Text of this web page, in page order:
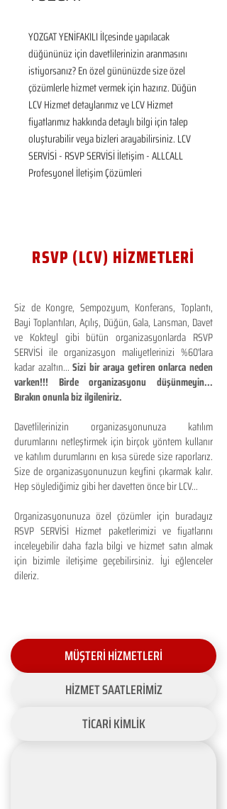
YOZGAT YENİFAKILI İlçesinde yapılacak
düğününüz için davetlilerinizin aranmasını
istiyorsanız? En özel gününüzde size özel
çözümlerle hizmet vermek için hazırız. Düğün
LCV Hizmet detaylarımız ve LCV Hizmet
fiyatlarımız hakkında detaylı bilgi için talep
oluşturabilir veya bizleri arayabilirsiniz. LCV
SERVİSİ - RSVP SERVİSİ İletişim - ALLCALL
Profesyonel İletişim Çözümleri
RSVP (LCV) HİZMETLERİ
Siz de Kongre, Sempozyum, Konferans, Toplantı,
Bayi Toplantıları, Açılış, Düğün, Gala, Lansman, Davet
ve Kokteyl gibi bütün organizasyonlarda RSVP
SERVİSİ ile organizasyon maliyetlerinizi %60'lara
kadar azaltın...Sizi bir araya getiren onlarca neden
varken!!! Birde organizasyonu düşünmeyin...
Bırakın onunla biz ilgileniriz.
Davetlilerinizin organizasyonunuza katılım
durumlarını netleştirmek için birçok yöntem kullanır
ve katılım durumlarını en kısa sürede size raporlarız.
Size de organizasyonunuzun keyfini çıkarmak kalır.
Hep söylediğimiz gibi her davetten önce bir LCV...
Organizasyonunuza özel çözümler için buradayız
RSVP SERVİSİ Hizmet paketlerimizi ve fiyatlarını
inceleyebilir daha fazla bilgi ve hizmet satın almak
için bizimle iletişime geçebilirsiniz. İyi eğlenceler
dileriz.
MÜŞTERİ HİZMETLERİ
HİZMET SAATLERİMİZ
TİCARİ KİMLİK